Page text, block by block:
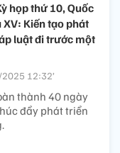
họp thứ 10, Quốc
XV: Kiến tạo phát
luật đi trước một
12:32’
thành 40 ngày
đẩy phát triển